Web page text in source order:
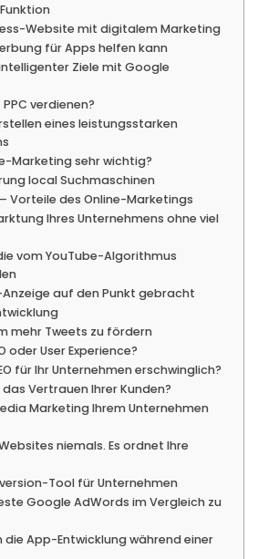
Website mit digitalem Marketing
für Apps helfen kann
Ziele mit Google
verdienen?
eines leistungsstarken
Marketing sehr wichtig?
local Suchmaschinen
Vorteile des Online-Marketings
Ihres Unternehmens ohne viel
vom YouTube-Algorithmus
auf den Punkt gebracht
mehr Tweets zu fördern
oder User Experience?
für Ihr Unternehmen erschwinglich?
Vertrauen Ihrer Kunden?
Marketing Ihrem Unternehmen
niemals. Es ordnet Ihre
Tool für Unternehmen
Google AdWords im Vergleich zu
App-Entwicklung während einer